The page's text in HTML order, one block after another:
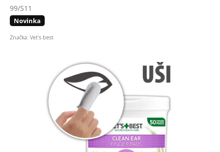
99/S11
Novinka
Značka: Vet's best